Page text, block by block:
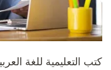
كتب التعليمية للغة